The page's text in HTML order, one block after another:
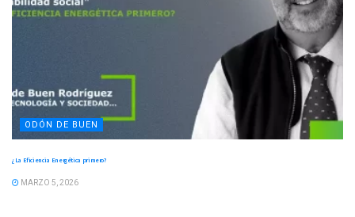
ODÓN DE BUEN
¿La Eficiencia Energética primero?
MARZO 5, 2026